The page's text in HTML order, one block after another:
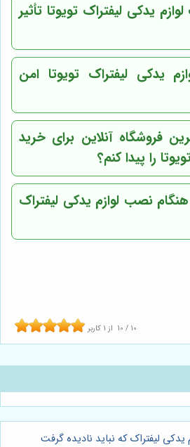
یدکی لیفتراک تویوتا تأثیر
یدکی لیفتراک تویوتا امن
فروشگاه آنلاین برای خرید
را پیدا کنم؟
نصب لوازم یدکی لیفتراک
10 / 10 از 1 کاربر
یدکی لیفتراک که نباید نادیده گرفت